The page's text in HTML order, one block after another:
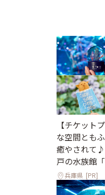
【チケット
な空間とも
癒やされて
戸の水族館
ぽ兵庫県 [PR]